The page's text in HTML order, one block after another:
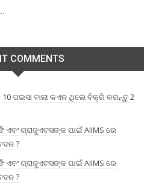
COMMENTS
10 ପଇସା ବାଲା କଏନ ଥିଲେ ବିକ୍ରି କରନ୍ତୁ 2
ଏବଂ ଗ୍ରାଜୁଏଟସଙ୍କ ପାଇଁ AIIMS ରେ
?
ଏବଂ ଗ୍ରାଜୁଏଟସଙ୍କ ପାଇଁ AIIMS ରେ
?